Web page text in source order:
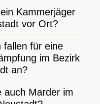
Kammerjäger
vor Ort?
fallen für eine
im Bezirk
an?
auch Marder im